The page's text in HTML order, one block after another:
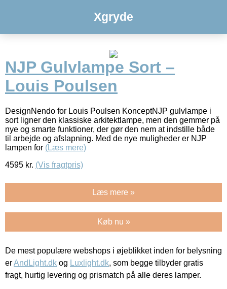
Xgryde
NJP Gulvlampe Sort –
Louis Poulsen
DesignNendo for Louis Poulsen KonceptNJP gulvlampe i
sort ligner den klassiske arkitektlampe, men den gemmer på
nye og smarte funktioner, der gør den nem at indstille både
til arbejde og afslapning. Med de nye muligheder er NJP
lampen for (Læs mere)
4595 kr. (Vis fragtpris)
Læs mere »
Køb nu »
De mest populære webshops i øjeblikket inden for belysning
erAndLight.dk og Luxlight.dk, som begge tilbyder gratis
fragt, hurtig levering og prismatch på alle deres lamper.